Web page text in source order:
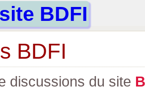
BDFI
BDFI
discussions du site B